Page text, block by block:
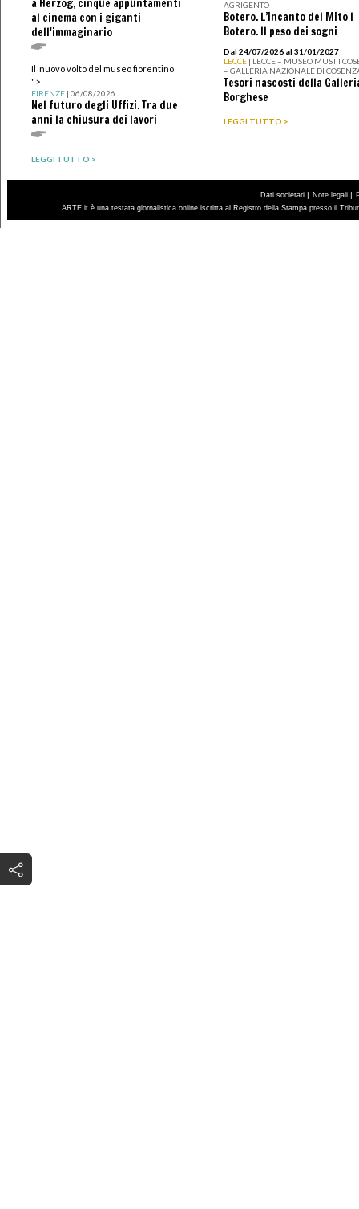
a Herzog, cinque appuntamenti
al cinema con i giganti
dell'immaginario
Il nuovo volto del museo fiorentino
">
FIRENZE| 06/08/2026
Nel futuro degli Uffizi. Tra due
anni la chiusura dei lavori
LEGGI TUTTO >
AGRIGENTO
Botero. L’incanto del Mito I
Botero. Il peso dei sogni
Dal 24/07/2026 al 31/01/2027
LECCE | LECCE – MUSEO MUST I
– GALLERIA NAZIONALE DI
Tesori nascosti della
Borghese
LEGGI TUTTO >
Dati societari | Note legali |
ARTE.it è una testata giornalistica online iscritta al Registro della Stampa presso il